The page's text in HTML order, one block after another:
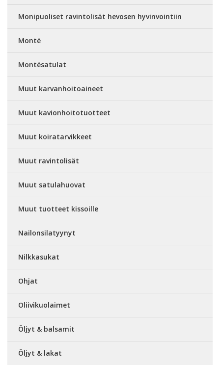
Monipuoliset ravintolisät hevosen hyvinvointiin
Monté
Montésatulat
Muut karvanhoitoaineet
Muut kavionhoitotuotteet
Muut koiratarvikkeet
Muut ravintolisät
Muut satulahuovat
Muut tuotteet kissoille
Nailonsilatyynyt
Nilkkasukat
Ohjat
Oliivikuolaimet
Öljyt & balsamit
Öljyt & lakat